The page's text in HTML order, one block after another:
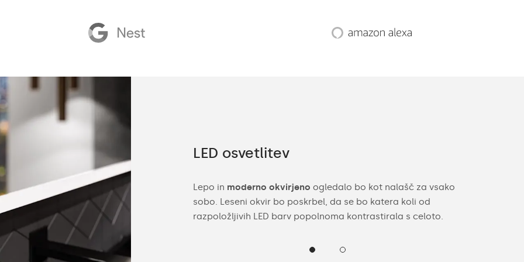
dodatkov
kopalniška ogledala po meri za
Tako jih lahko enostavno prilagodite
Sami prilagodite velikost ogledala, barvo
vremensko postajo ali LED uro.
LED osvetlitev
Lepo in moderno okvirjeno ogledalo bo kot nalašč za vsako
sobo. Leseni okvir bo poskrbel, da se bo katera koli od
razpoložljivih LED barv popolnoma kontrastirala s celoto.